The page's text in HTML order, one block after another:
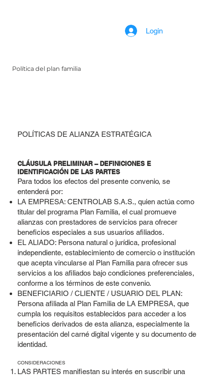
Login
POLÍTICAS DE ALIANZA ESTRATÉGICA
CLÁUSULA PRELIMINAR – DEFINICIONES E
IDENTIFICACIÓN DE LAS PARTES
Para todos los efectos del presente convenio, se
entenderá por:
LA EMPRESA: CENTROLAB S.A.S., quien actúa como
titular del programa Plan Familia, el cual promueve
alianzas con prestadores de servicios para ofrecer
beneficios especiales a sus usuarios afiliados.
EL ALIADO: Persona natural o jurídica, profesional
independiente, establecimiento de comercio o institución
que acepta vincularse al Plan Familia para ofrecer sus
servicios a los afiliados bajo condiciones preferenciales,
conforme a los términos de este convenio.
BENEFICIARIO / CLIENTE / USUARIO DEL PLAN:
Persona afiliada al Plan Familia de LA EMPRESA, que
cumpla los requisitos establecidos para acceder a los
beneficios derivados de esta alianza, especialmente la
presentación del carné digital vigente y su documento de
identidad.
CONSIDERACIONES
LAS PARTES manifiestan su interés en suscribir una
Política del plan familia